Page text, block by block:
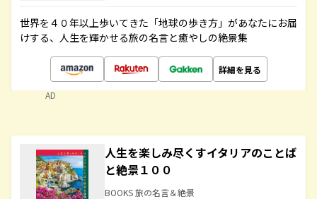
世界を４０年以上歩いてきた「地球の歩き方」があなたにお届
けする、人生を輝かせる旅の名言と癒やしの絶景集
詳細を見る
AD
人生を楽しみ尽くすイタリアのことば
と絶景１００
BOOKS 旅の名言＆絶景